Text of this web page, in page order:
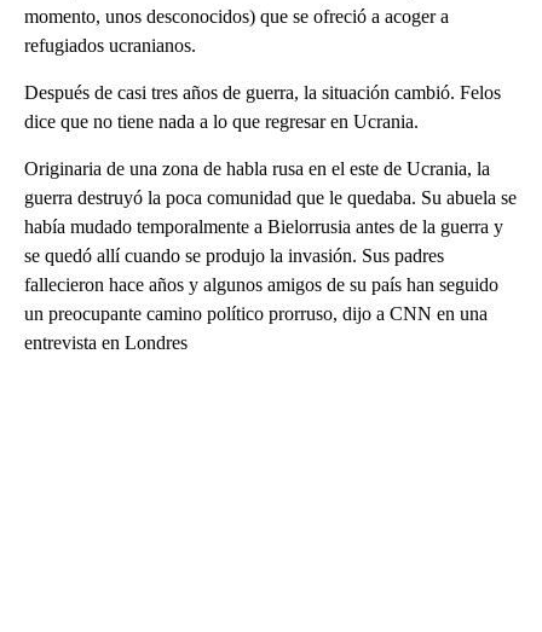
momento, unos desconocidos) que se ofreció a acoger a
refugiados ucranianos.
Después de casi tres años de guerra, la situación cambió. Felos
dice que no tiene nada a lo que regresar en Ucrania.
Originaria de una zona de habla rusa en el este de Ucrania, la
guerra destruyó la poca comunidad que le quedaba. Su abuela se
había mudado temporalmente a Bielorrusia antes de la guerra y
se quedó allí cuando se produjo la invasión. Sus padres
fallecieron hace años y algunos amigos de su país han seguido
un preocupante camino político prorruso, dijo a CNN en una
entrevista en Londres